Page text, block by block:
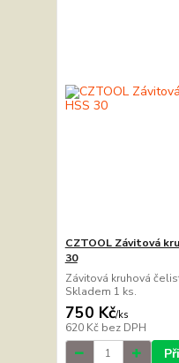
CZTOOL Závitová
30
Závitová kruhová
Skladem 1 ks.
750 Kč/ks
620 Kč bez DPH